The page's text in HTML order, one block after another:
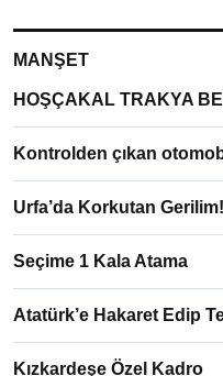
MANŞET
HOŞÇAKAL TRAKYA
Kontrolden çıkan
Urfa’da Korkutan Gerilim!
Seçime 1 Kala Atama
Atatürk’e Hakaret Edip
Kızkardeşe Özel Kadro